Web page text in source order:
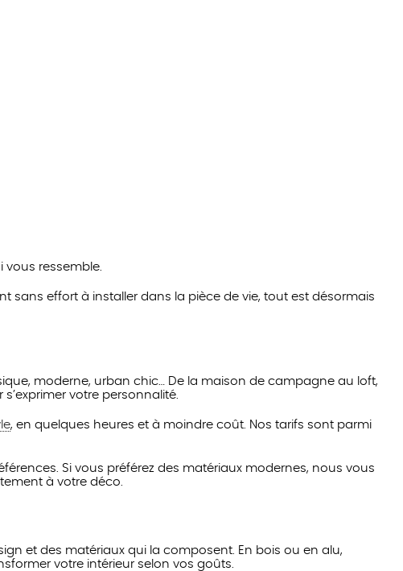
ressemble.
effort à installer dans la pièce de vie, tout est désormais
moderne, urban chic… De la maison de campagne au loft,
votre personnalité.
, en quelques heures et à moindre coût. Nos tarifs sont parmi
Si vous préférez des matériaux modernes, nous vous
à votre déco.
et des matériaux qui la composent. En bois ou en alu,
votre intérieur selon vos goûts.